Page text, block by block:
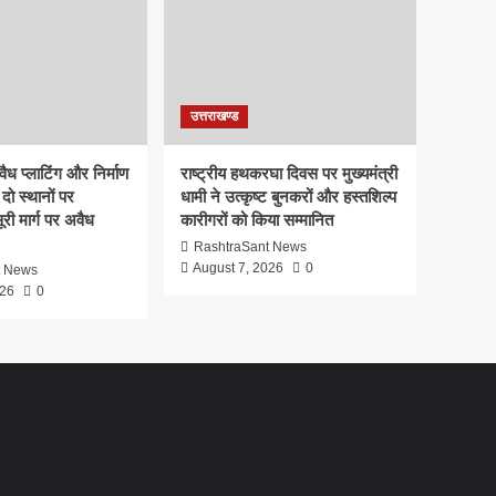
प्लाटिंग और निर्माण
स्थानों पर
मार्ग पर अवैध
News
0
उत्तराखण्ड
राष्ट्रीय हथकरघा दिवस पर मुख्यमंत्री
धामी ने उत्कृष्ट बुनकरों और हस्तशिल्प
कारीगरों को किया सम्मानित
RashtraSant News
August 7, 2026
0